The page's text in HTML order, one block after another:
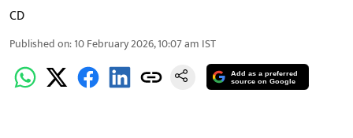
CD
Published on:10 February 2026, 10:07 am IST
Add as a preferred
source on Google